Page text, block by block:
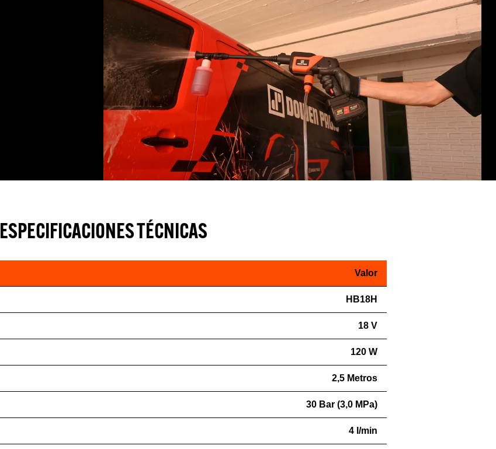
ESPECIFICACIONES TÉCNICAS
Valor
HB18H
18 V
120 W
2,5 Metros
30 Bar (3,0 MPa)
4 l/min